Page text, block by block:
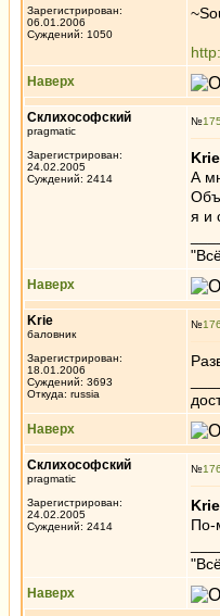
Зарегистрирован:
06.01.2006
Суждений: 1050
Наверх
Склихософский
pragmatic
Зарегистрирован:
24.02.2005
Суждений: 2414
№
Krie
А
я и
Наверх
Krie
баловник
Зарегистрирован:
18.01.2006
Суждений: 3693
Откуда: russia
№
Наверх
Склихософский
pragmatic
Зарегистрирован:
24.02.2005
Суждений: 2414
№
Krie
По-
Наверх